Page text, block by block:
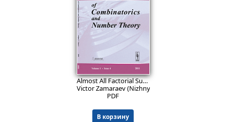
1310 ₽
Almost All Factorial Subclasses of Quasi-line Graphs with Respect to One Forbidden Subgraph. Pdf version. // Moscow Journal of Combinatorics and Number Theory. 2011, pp.69-78 [pp.277-286].
Victor Zamaraev (Nizhny Novgorod).
PDF
В корзину